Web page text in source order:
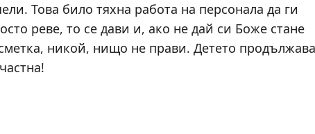
Това било тяхна работа на персонала да ги
реве, то се дави и, ако не дай си Боже стане
никой, нищо не прави. Детето продължава